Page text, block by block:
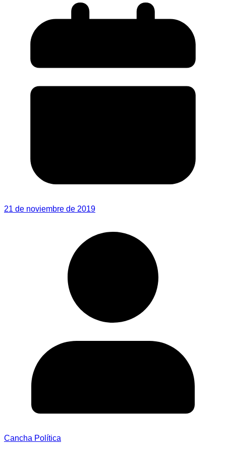
21 de noviembre de 2019
Cancha Política